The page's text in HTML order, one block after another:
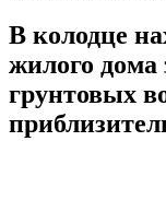
В колодце
жилого дома
грунтовых